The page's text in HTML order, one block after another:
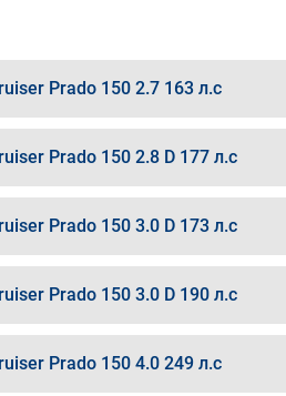
Prado 150 2.7 163 л.с
Prado 150 2.8 D 177 л.с
Prado 150 3.0 D 173 л.с
Prado 150 3.0 D 190 л.с
Prado 150 4.0 249 л.с